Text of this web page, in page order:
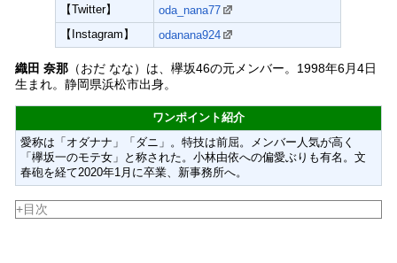
【Twitter】
oda_nana77
【Instagram】
odanana924
織田 奈那（おだ なな）は、欅坂46の元メンバー。1998年6月4日
生まれ。静岡県浜松市出身。
ワンポイント紹介
愛称は「オダナナ」「ダニ」。特技は前屈。メンバー人気が高く
「欅坂一のモテ女」と称された。小林由依への偏愛ぶりも有名。文
春砲を経て2020年1月に卒業、新事務所へ。
+目次